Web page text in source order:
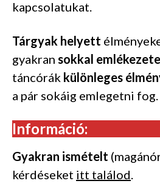
kapcsolatukat.
Tárgyak helyett
gyakran sokkal
táncórák különleges
a pár sokáig emlegetni fog.
Információ:
Gyakran ismételt
kérdéseket itt találod